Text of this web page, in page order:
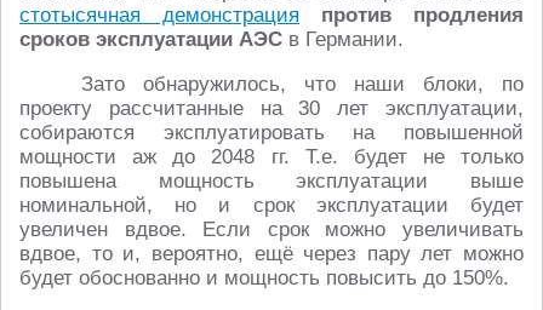
стотысячная демонстрация
против продления
сроков эксплуатации АЭС в Германии.
Зато обнаружилось, что наши блоки, по
проекту рассчитанные на 30 лет эксплуатации,
собираются эксплуатировать на повышенной
мощности аж до 2048 гг. Т.е. будет не только
повышена мощность эксплуатации выше
номинальной, но и срок эксплуатации будет
увеличен вдвое. Если срок можно увеличивать
вдвое, то и, вероятно, ещё через пару лет можно
будет обоснованно и мощность повысить до 150%.